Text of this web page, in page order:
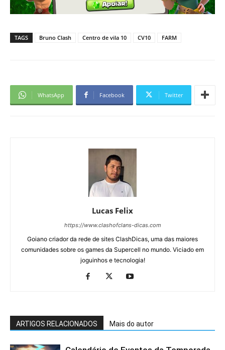
TAGS Bruno Clash Centro de vila 10 CV10 FARM
WhatsApp Facebook Twitter
Lucas Felix
https://www.clashofclans-dicas.com
Goiano criador da rede de sites ClashDicas, uma das maiores
comunidades sobre os games da Supercell no mundo. Viciado em
joguinhos e tecnologia!
ARTIGOS RELACIONADOS Mais do autor